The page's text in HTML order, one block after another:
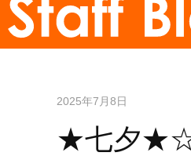
2025年7月8日
★七夕